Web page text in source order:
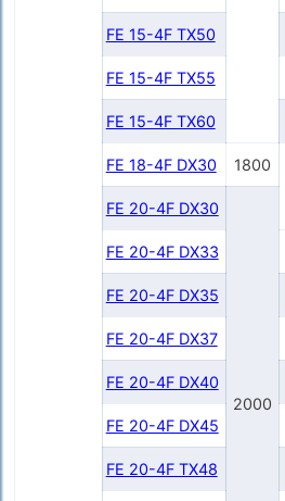
FE 15-4F TX50
FE 15-4F TX55
FE 15-4F TX60
FE 18-4F DX30
1800
FE 20-4F DX30
2000
FE 20-4F DX33
FE 20-4F DX35
FE 20-4F DX37
FE 20-4F DX40
FE 20-4F DX45
FE 20-4F TX48